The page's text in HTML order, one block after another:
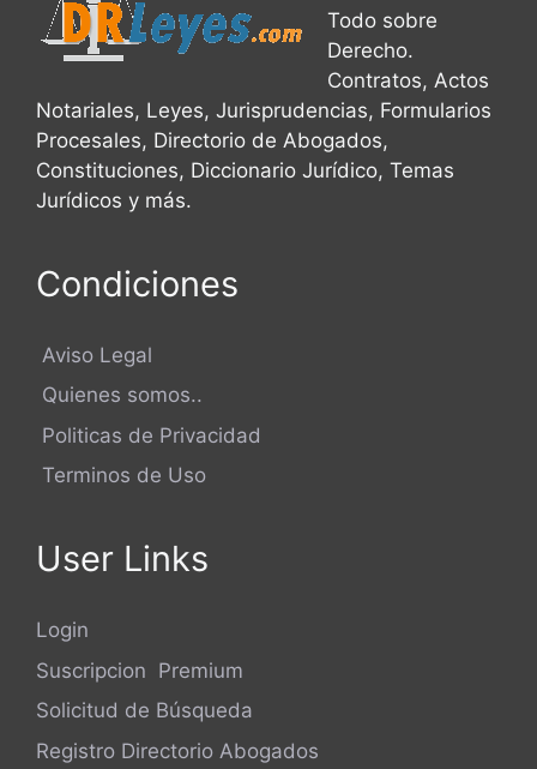
Todo sobre
Derecho.
Contratos, Actos
Notariales, Leyes, Jurisprudencias, Formularios
Procesales, Directorio de Abogados,
Constituciones, Diccionario Jurídico, Temas
Jurídicos y más.
Condiciones
Aviso Legal
Quienes somos..
Politicas de Privacidad
Terminos de Uso
User Links
Login
Suscripcion Premium
Solicitud de Búsqueda
Registro Directorio Abogados